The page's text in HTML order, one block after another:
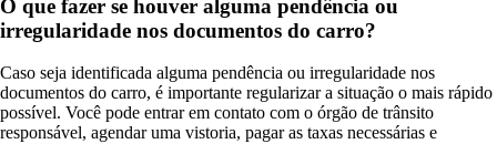
O que fazer se houver alguma pendência ou
irregularidade nos documentos do carro?
Caso seja identificada alguma pendência ou irregularidade nos
documentos do carro, é importante regularizar a situação o mais rápido
possível. Você pode entrar em contato com o órgão de trânsito
responsável, agendar uma vistoria, pagar as taxas necessárias e